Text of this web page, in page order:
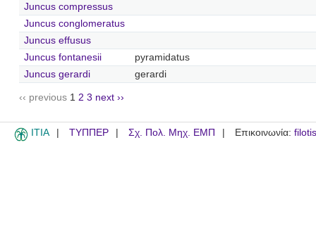
Juncus compressus
Juncus conglomeratus
Juncus effusus
Juncus fontanesii
pyramidatus
Juncus gerardi
gerardi
‹‹ previous 1 2 3 next ››
ITIA ΤΥΠΠΕΡ Σχ. Πολ. Μηχ. ΕΜΠ Επικοινωνία: